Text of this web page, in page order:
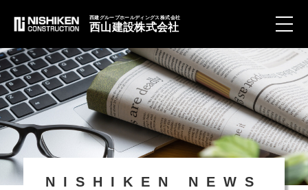
toggle
西建グループホールディングス株式会社
西山建設株式会社
NISHIKEN NEWS